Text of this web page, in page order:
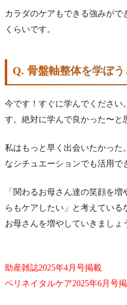
カラダのケアもできる強みがで
くらいです。
Q. 骨盤軸整体を学ぼ
今です！すぐに学んでください
す。絶対に学んで良かった〜と
私はもっと早く出会いたかった
なシチュエーションでも活用で
「関わるお母さん達の笑顔を
らもケアしたい」と考えてい
お母さんを増やしていきましょ
助産雑誌2025年4月号掲載
ペリネイタルケア2025年6月号